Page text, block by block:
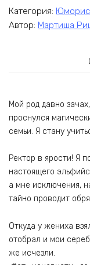
Категория:
Автор: Мартиша
Мой род давно
проснулся
семьи. Я стану
Ректор в ярости! Я
настоящего
а мне исключения,
тайно проводит
Откуда у жениха
отобрал и мои
же исчезли.